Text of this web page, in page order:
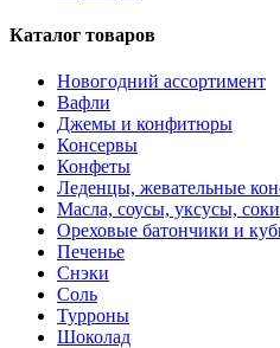
Каталог товаров
Новогодний ассортимент
Вафли
Джемы и конфитюры
Консервы
Конфеты
Леденцы, жевательные
Масла, соусы, уксусы, соки
Ореховые батончики и
Печенье
Снэки
Соль
Турроны
Шоколад